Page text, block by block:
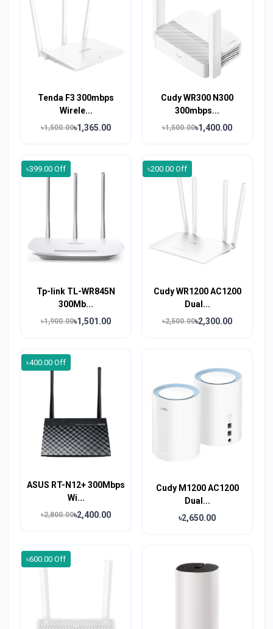
Tenda F3 300mbps
Wirele...
৳1,500.00৳1,365.00
Cudy WR300 N300
300mbps...
৳1,500.00৳1,400.00
৳399.00 Off
Tp-link TL-WR845N
300Mb...
৳1,900.00৳1,501.00
৳200.00 Off
Cudy WR1200 AC1200
Dual...
৳2,500.00৳2,300.00
৳400.00 Off
ASUS RT-N12+ 300Mbps
Wi...
৳2,800.00৳2,400.00
Cudy M1200 AC1200
Dual...
৳2,650.00
৳600.00 Off